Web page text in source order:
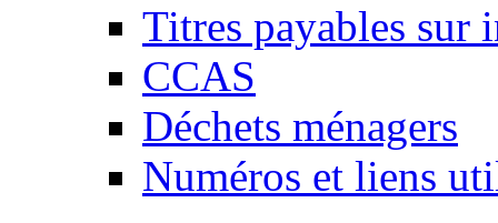
Titres payables sur
CCAS
Déchets ménagers
Numéros et liens